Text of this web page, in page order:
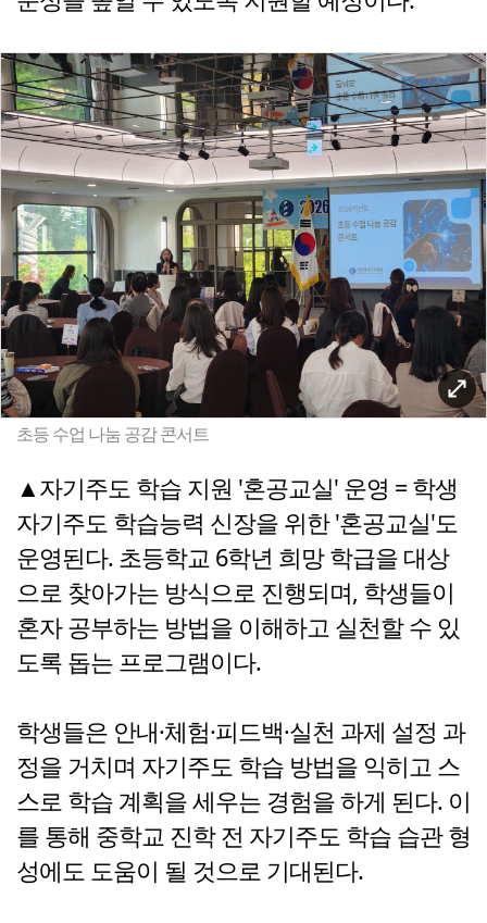
초등 수업 나눔 공감 콘서트
▲자기주도 학습 지원 '혼공교실' 운영 = 학생
자기주도 학습능력 신장을 위한 '혼공교실'도
운영된다. 초등학교 6학년 희망 학급을 대상
으로 찾아가는 방식으로 진행되며, 학생들이
혼자 공부하는 방법을 이해하고 실천할 수 있
도록 돕는 프로그램이다.
학생들은 안내·체험·피드백·실천 과제 설정 과
정을 거치며 자기주도 학습 방법을 익히고 스
스로 학습 계획을 세우는 경험을 하게 된다. 이
를 통해 중학교 진학 전 자기주도 학습 습관 형
성에도 도움이 될 것으로 기대된다.